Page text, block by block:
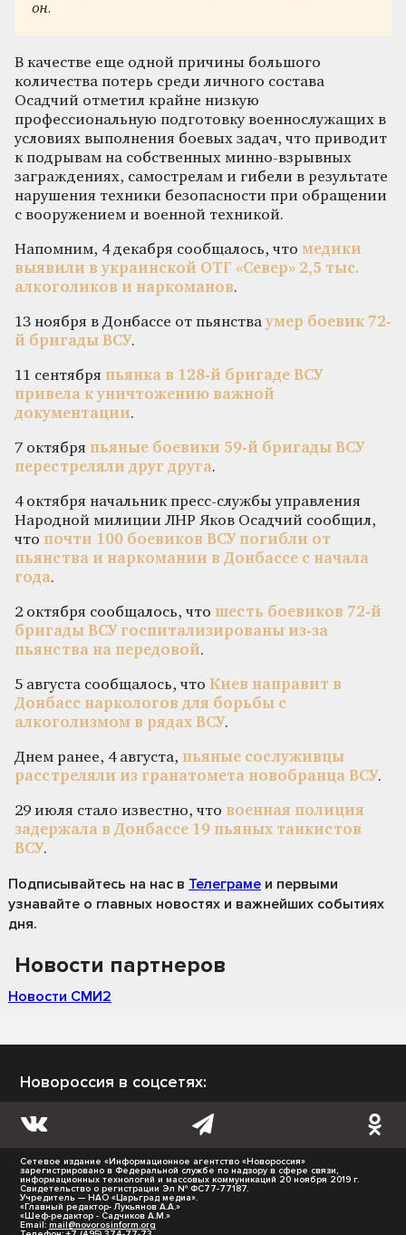
он.
В качестве еще одной причины большого
количества потерь среди личного состава
Осадчий отметил крайне низкую
профессиональную подготовку военнослужащих в
условиях выполнения боевых задач, что приводит
к подрывам на собственных минно-взрывных
заграждениях, самострелам и гибели в результате
нарушения техники безопасности при обращении
с вооружением и военной техникой.
Напомним, 4 декабря сообщалось, что медики
выявили в украинской ОТГ «Север» 2,5 тыс.
алкоголиков и наркоманов.
13 ноября в Донбассе от пьянстваумер боевик 72-
й бригады ВСУ.
11 сентября пьянка в 128-й бригаде ВСУ
привела к уничтожению важной
документации.
7 октября пьяные боевики 59-й бригады ВСУ
перестреляли друг друга.
4 октября начальник пресс-службы управления
Народной милиции ЛНР Яков Осадчий сообщил,
что почти 100 боевиков ВСУ погибли от
пьянства и наркомании в Донбассе с начала
года.
2 октября сообщалось, что шесть боевиков 72-й
бригады ВСУ госпитализированы из-за
пьянства на передовой.
5 августа сообщалось, что Киев направит в
Донбасс наркологов для борьбы с
алкоголизмом в рядах ВСУ.
Днем ранее, 4 августа, пьяные сослуживцы
расстреляли из гранатомета новобранца ВСУ.
29 июля стало известно, что военная полиция
задержала в Донбассе 19 пьяных танкистов
ВСУ.
Подписывайтесь на нас в Телеграме и первыми
узнавайте о главных новостях и важнейших событиях
дня.
Новости партнеров
Новости СМИ2
Новороссия в соцсетях:
Сетевое издание «Информационное агентство «Новороссия»
зарегистрировано в Федеральной службе по надзору в сфере связи,
информационных технологий и массовых коммуникаций 20 ноября 2019 г.
Свидетельство о регистрации Эл № ФС77-77187.
Учредитель — НАО «Царьград медиа».
«Главный редактор- Лукьянов А.А.»
«Шеф-редактор - Садчиков А.М.»
Email: mail@novorosinform.org